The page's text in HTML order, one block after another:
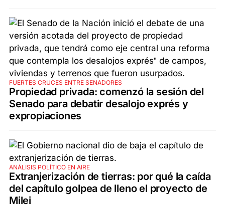
FUERTES CRUCES ENTRE SENADORES
Propiedad privada: comenzó la sesión del
Senado para debatir desalojo exprés y
expropiaciones
ANÁLISIS POLÍTICO EN AIRE
Extranjerización de tierras: por qué la caída
del capítulo golpea de lleno el proyecto de
Milei